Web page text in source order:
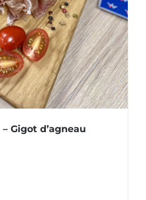
Gigot d’agneau